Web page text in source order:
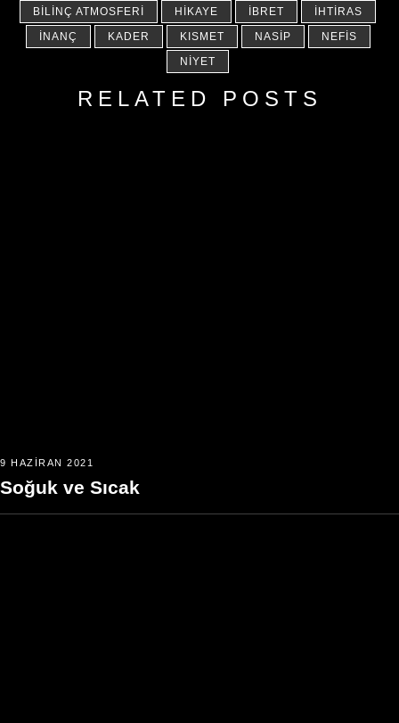
BILINÇ ATMOSFERI HIKAYE İBRET
İHTIRAS
İNANÇ
KADER KISMET NASIP
NEFIS
NIYET
RELATED POSTS
9 HAZIRAN 2021
Soğuk ve Sıcak